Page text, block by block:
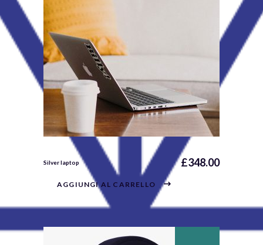
Silver laptop £348.00
AGGIUNGI AL CARRELLO